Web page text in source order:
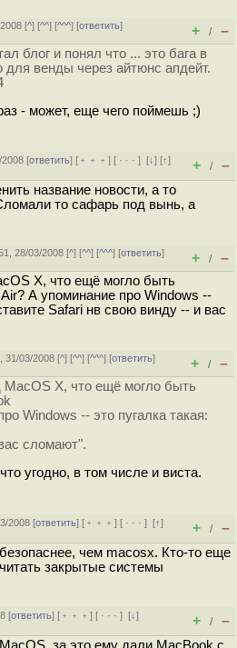
[^] [^^] [^^^] [ответить]
+ / –
блог и понял что ... это бага в
для венды через айтюнс апдейт.
- может, еще чего поймешь ;)
[ответить] [ ﹢﹢﹢] [ · · ·][↓] [↑]
+ / –
название новости, а то
то сафарь под вынь, а
28/03/2008 [^] [^^] [^^^] [ответить]
+ / –
X, что ещё могло быть
А упоминание про Windows --
Safari нв свою винду -- и вас
31/03/2008 [^] [^^] [^^^] [ответить]
+ / –
X, что ещё могло быть
Windows -- это пугалка такая:
сломают".
угодно, в том числе и виста.
2008 [ответить] [ ﹢﹢﹢] [ · · ·][↑]
+ / –
чем macosx. Кто-то еще
закрытые системы
[ответить] [ ﹢﹢﹢] [ · · ·][↓]
+ / –